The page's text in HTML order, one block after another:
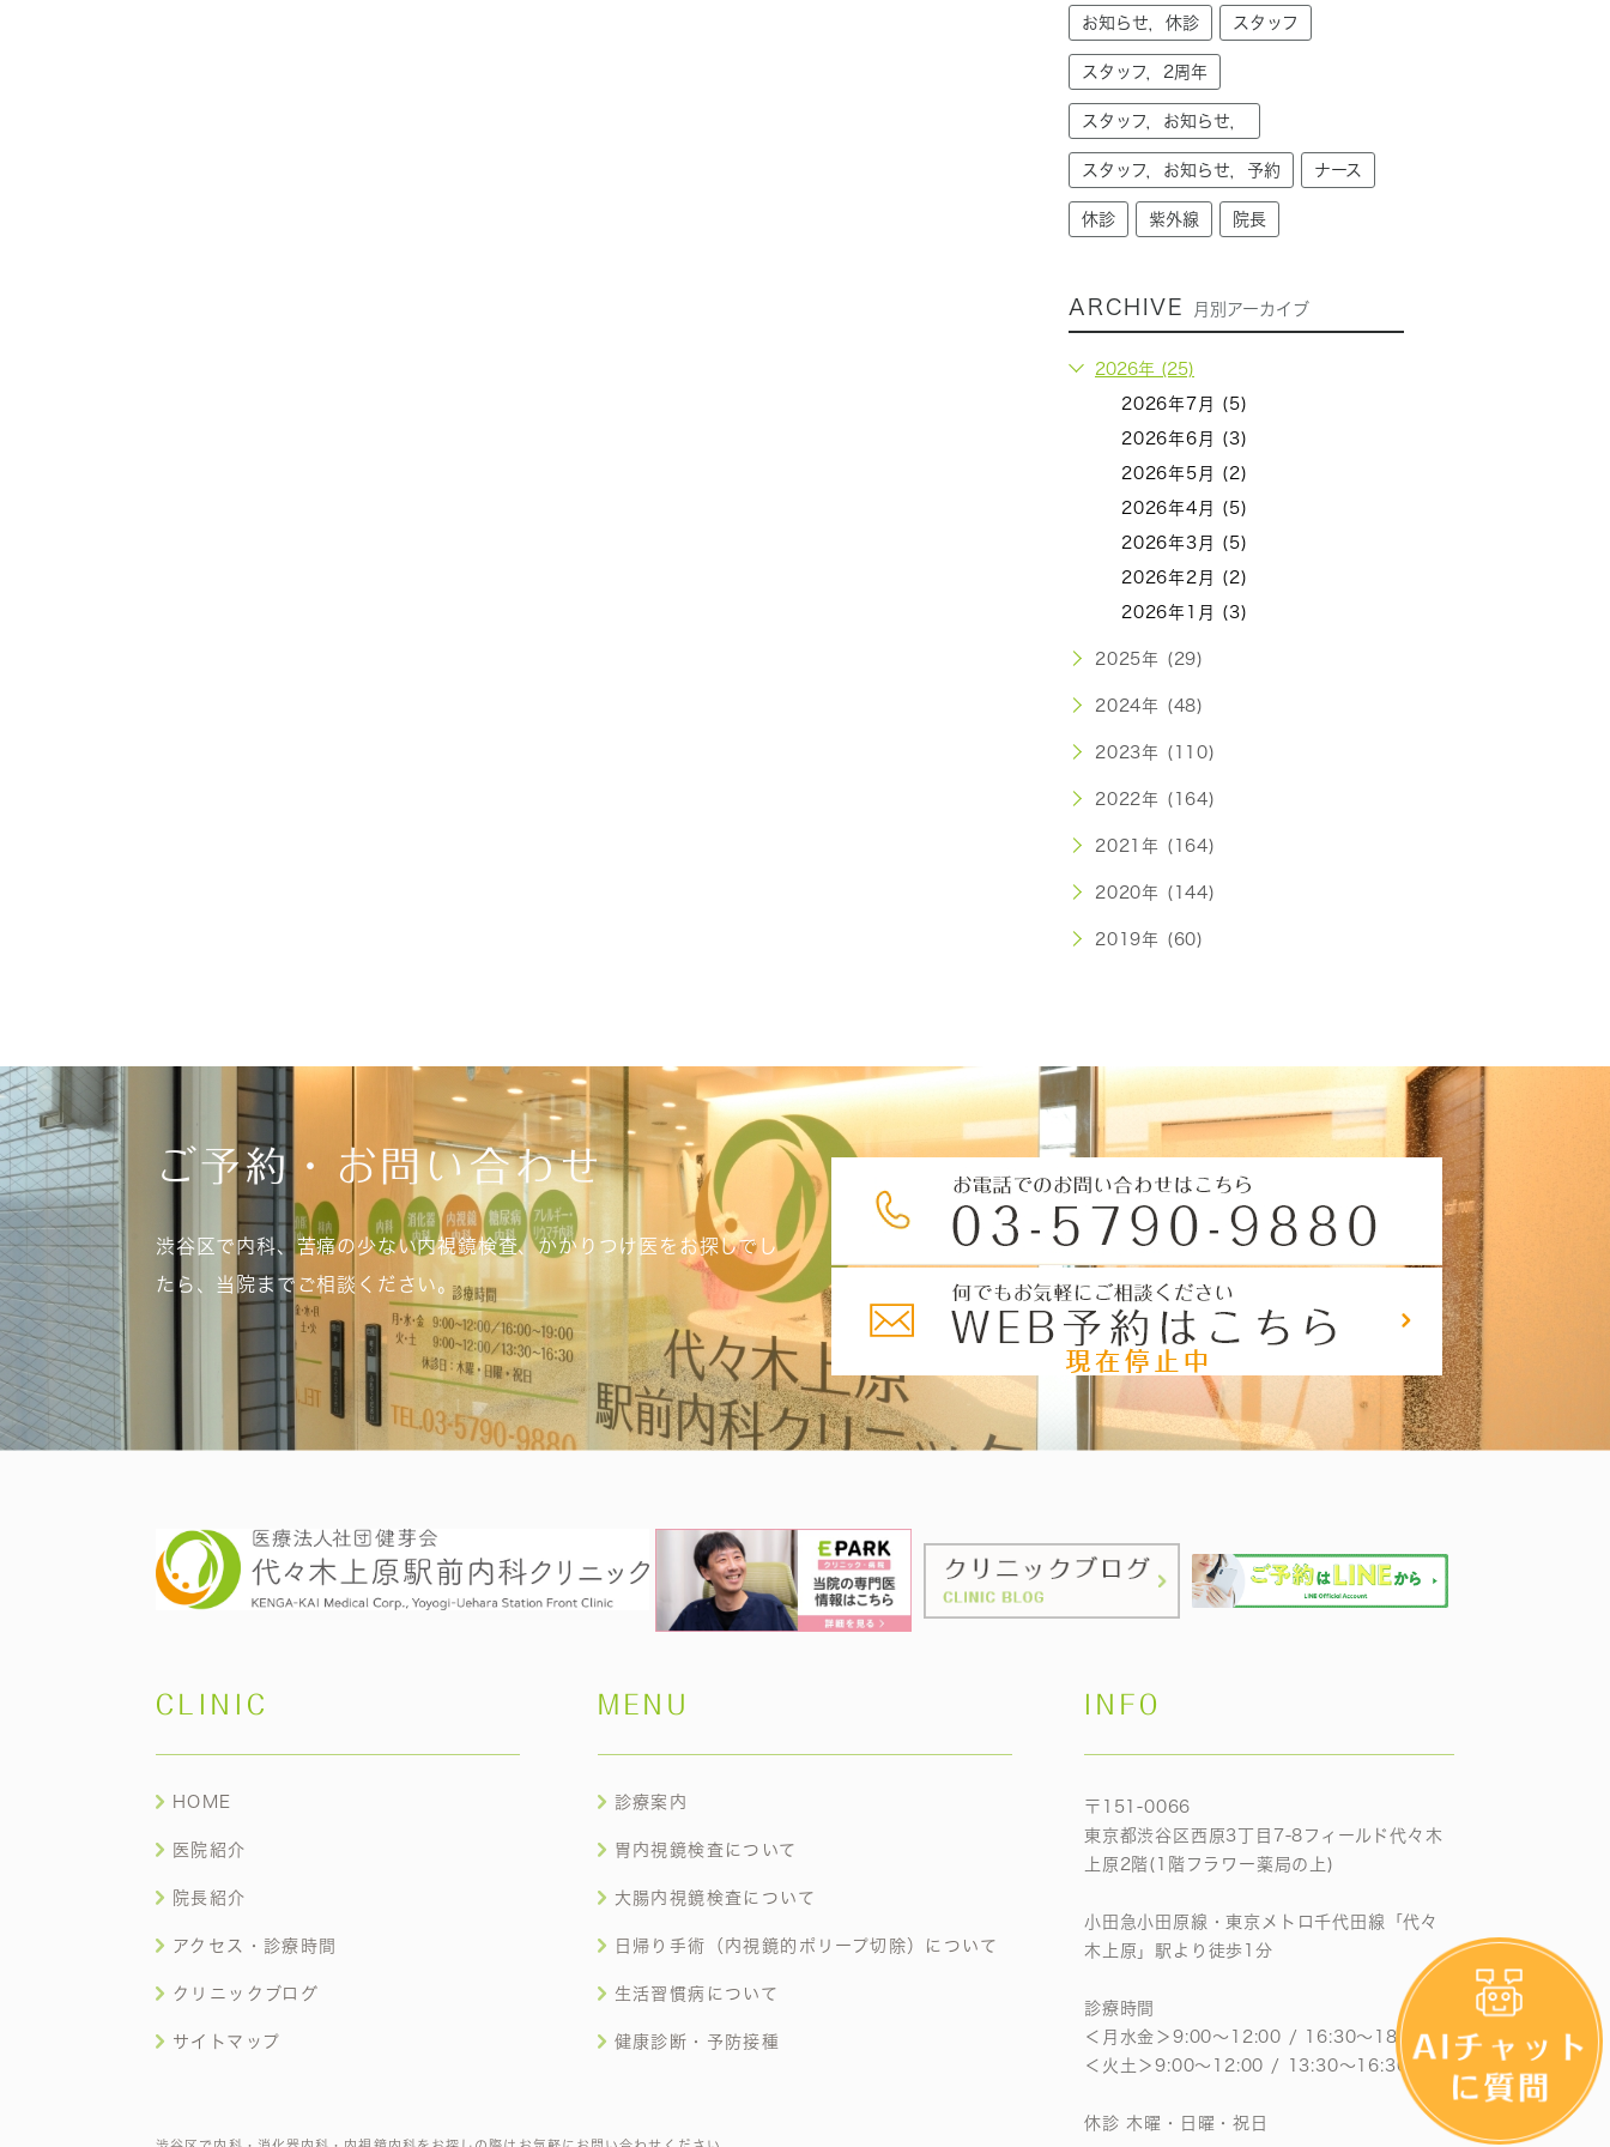
お知らせ，休診 スタッフ
スタッフ，2周年
スタッフ，お知らせ，
スタッフ，お知らせ，予約 ナース
休診 紫外線 院長
ARCHIVE 月別アーカイブ
2026年 (25)
2026年7月 (5)
2026年6月 (3)
2026年5月 (2)
2026年4月 (5)
2026年3月 (5)
2026年2月 (2)
2026年1月 (3)
2025年 (29)
2024年 (48)
2023年 (110)
2022年 (164)
2021年 (164)
2020年 (144)
2019年 (60)
ご予約・お問い合わせ
渋谷区で内科、苦痛の少ない内視鏡検査、かかりつけ医をお探しでし
たら、当院までご相談ください。
CLINIC
HOME
医院紹介
院長紹介
アクセス・診療時間
クリニックブログ
サイトマップ
MENU
診療案内
胃内視鏡検査について
大腸内視鏡検査について
日帰り手術（内視鏡的ポリープ切除）について
生活習慣病について
健康診断・予防接種
INFO
〒151-0066
東京都渋谷区西原3丁目7-8フィールド代々木
上原2階(1階フラワー薬局の上)
小田急小田原線・東京メトロ千代田線「代々
木上原」駅より徒歩1分
診療時間
＜月水金＞9:00〜12:00 / 16:30〜18:30
＜火土＞9:00〜12:00 / 13:30〜16:30
休診 木曜・日曜・祝日